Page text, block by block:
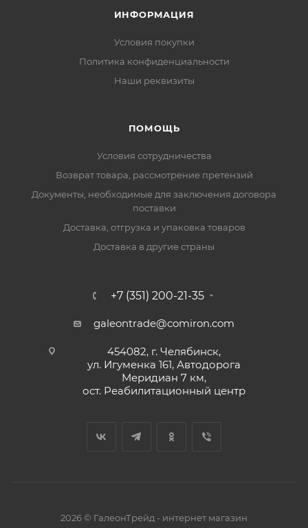
ИНФОРМАЦИЯ
Условия покупки
Политика конфиденциальности
Наши реквизиты
ПОМОЩЬ
Условия сотрудничества
Возврат товара, рассмотрение претензий
Документы, необходимые для заключения договора
поставки
Доставка, отгрузка и упаковка товаров
Доставка в другие страны
+7 (351) 200-21-35
galeontrade@comiron.com
454082, г. Челябинск,
ул. Игуменка 161, Автодорога
Меридиан 7 км,
ост. Реабилитационный центр
2026 © ГалеонТрейд - интернет магазин